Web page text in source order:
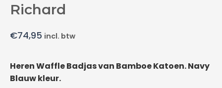
Richard
€74,95 incl. btw
Heren Waffle Badjas van Bamboe Katoen. Navy
Blauw kleur.